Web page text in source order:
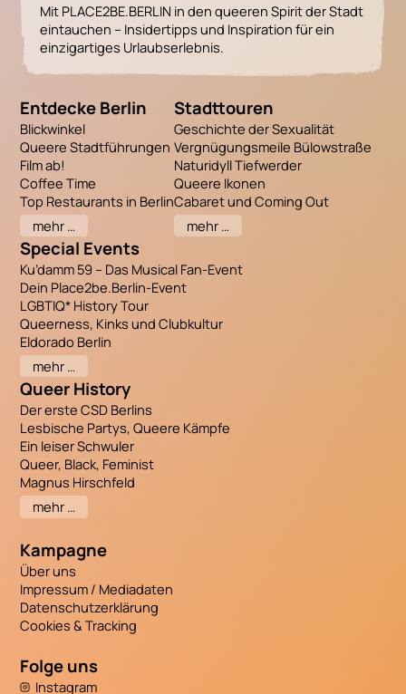
Mit PLACE2BE.BERLIN in den queeren Spirit der Stadt
eintauchen – Insidertipps und Inspiration für ein
einzigartiges Urlaubserlebnis.
Entdecke Berlin
Blickwinkel
Queere Stadtführungen
Film ab!
Coffee Time
Top Restaurants in Berlin
mehr …
Stadttouren
Geschichte der Sexualität
Vergnügungsmeile Bülowstraße
Naturidyll Tiefwerder
Queere Ikonen
Cabaret und Coming Out
mehr …
Special Events
Ku’damm 59 – Das Musical Fan-Event
Dein Place2be.Berlin-Event
LGBTIQ* History Tour
Queerness, Kinks und Clubkultur
Eldorado Berlin
mehr …
Queer History
Der erste CSD Berlins
Lesbische Partys, Queere Kämpfe
Ein leiser Schwuler
Queer, Black, Feminist
Magnus Hirschfeld
mehr …
Kampagne
Über uns
Impressum / Mediadaten
Datenschutzerklärung
Cookies & Tracking
Folge uns
Instagram